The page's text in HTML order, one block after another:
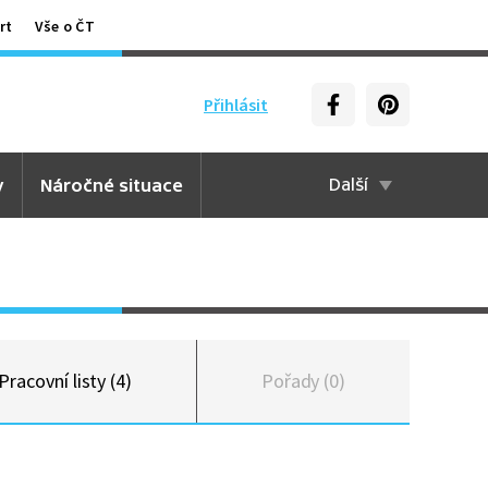
Vše o ČT
Přihlásit
Náročné situace Další
Pracovní listy (4) Pořady (0)